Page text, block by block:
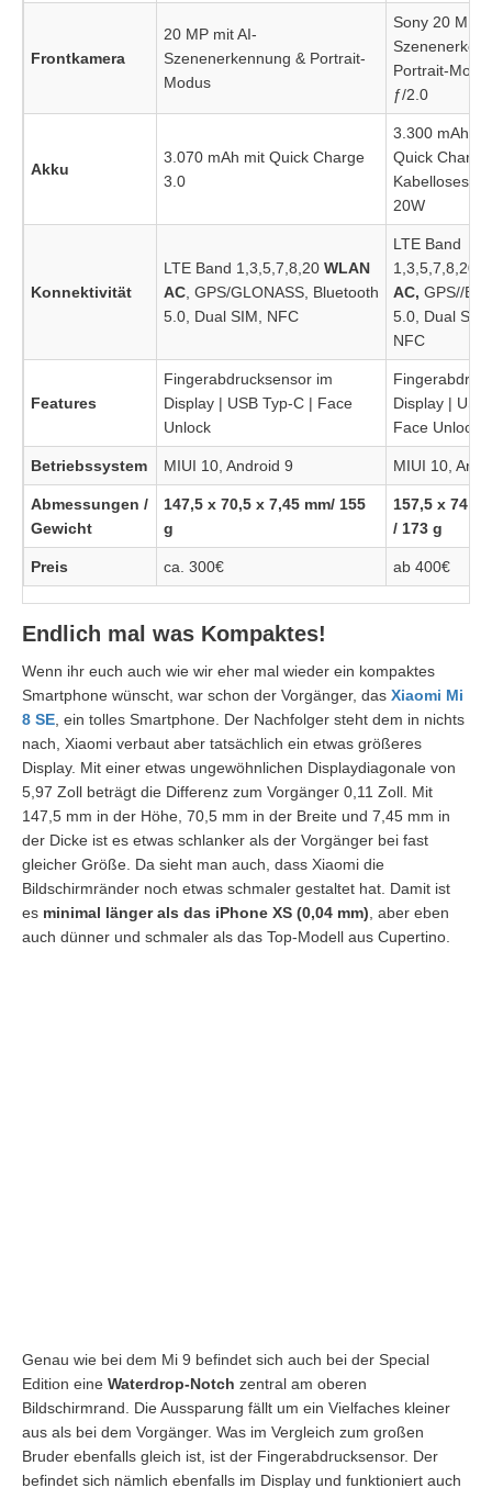
Frontkamera
20 MP mit AI-
Szenenerkennung & Portrait-
Modus
Sony 20 MP
Portrait-
ƒ/2.0
Akku
3.070 mAh mit Quick Charge
3.0
3.300 mAh
Quick Charge
Kabelloses
20W
Konnektivität
LTE Band 1,3,5,7,8,20 WLAN
AC, GPS/GLONASS, Bluetooth
5.0, Dual SIM, NFC
LTE Band
1,3,5,7,8,20
AC, GPS//
5.0, Dual
NFC
Features
Fingerabdrucksensor im
Display | USB Typ-C | Face
Unlock
Display |
Face Unlock
Betriebssystem MIUI 10, Android 9 MIUI 10,
Abmessungen /
Gewicht
147,5 x 70,5 x 7,45 mm/ 155
g
157,5 x
/ 173 g
Preis ca. 300€ ab 400€
Endlich mal was Kompaktes!
Wenn ihr euch auch wie wir eher mal wieder ein kompaktes
Smartphone wünscht, war schon der Vorgänger, das Xiaomi Mi
8 SE, ein tolles Smartphone. Der Nachfolger steht dem in nichts
nach, Xiaomi verbaut aber tatsächlich ein etwas größeres
Display. Mit einer etwas ungewöhnlichen Displaydiagonale von
5,97 Zoll beträgt die Differenz zum Vorgänger 0,11 Zoll. Mit
147,5 mm in der Höhe, 70,5 mm in der Breite und 7,45 mm in
der Dicke ist es etwas schlanker als der Vorgänger bei fast
gleicher Größe. Da sieht man auch, dass Xiaomi die
Bildschirmränder noch etwas schmaler gestaltet hat. Damit ist
es minimal länger als das iPhone XS (0,04 mm), aber eben
auch dünner und schmaler als das Top-Modell aus Cupertino.
Genau wie bei dem Mi 9 befindet sich auch bei der Special
Edition eine Waterdrop-Notch zentral am oberen
Bildschirmrand. Die Aussparung fällt um ein Vielfaches kleiner
aus als bei dem Vorgänger. Was im Vergleich zum großen
Bruder ebenfalls gleich ist, ist der Fingerabdrucksensor. Der
befindet sich nämlich ebenfalls im Display und funktioniert auch